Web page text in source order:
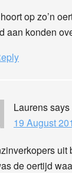
op zo’n
aan konden
Laurenssays
19 August
uit
de oertijd